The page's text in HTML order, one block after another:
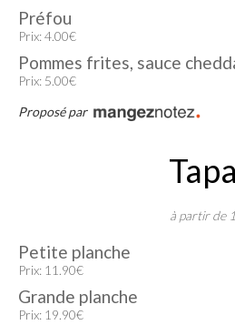
Préfou
Prix: 4.00€
Pommes frites, sauce
Prix: 5.00€
Proposé par
à partir de
Petite planche
Prix: 11.90€
Grande planche
Prix: 19.90€